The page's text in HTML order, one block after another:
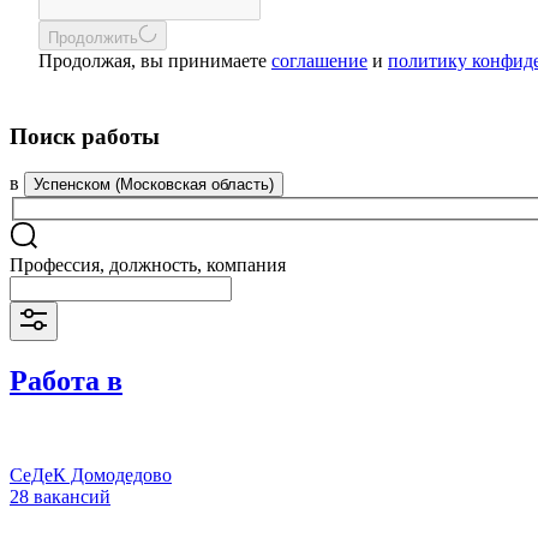
Продолжить
Продолжая, вы принимаете соглашение и политику
Поиск работы
в Успенском (Московская область)
Профессия, должность, компания
Работа в
СеДеК Домодедово
28 вакансий